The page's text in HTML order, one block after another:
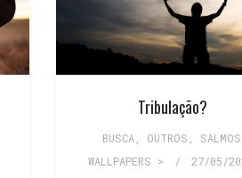
Tribulação?
BUSCA OUTROS SALMOS
WALLPAPERS >
/ 27/05/